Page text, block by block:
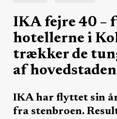
IKA fejre 40 –
hotellerne i
trækker de
af hovedstaden
IKA har flyttet sin
fra stenbroen.